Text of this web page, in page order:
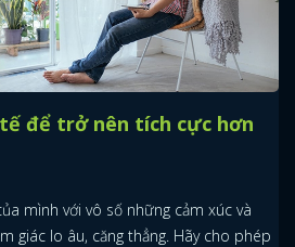
để trở nên tích cực hơn
mình với vô số những cảm xúc và
giác lo âu, căng thẳng. Hãy cho phép